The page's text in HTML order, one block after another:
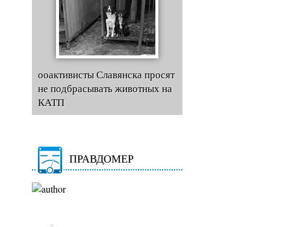
ооактивисты Славянска просят
не подбрасывать животных на
КАТП
ПРАВДОМЕР